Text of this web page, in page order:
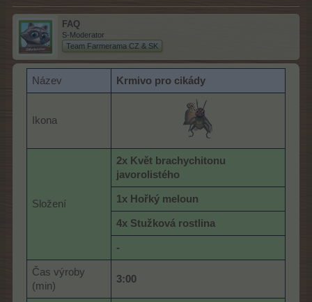
FAQ
S-Moderator
Team Farmerama CZ & SK
Název Krmivo pro cikády
Ikona
Složení
2x Květ brachychitonu
javorolistého
1x Hořký meloun
4x Stužková rostlina
-
Čas výroby
(min)
3:00